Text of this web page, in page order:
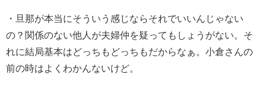
・ 旦那が本当にそういう感じならそれでいいんじゃない
の？関係のない他人が夫婦仲を疑ってもしょうがない。そ
れに結局基本はどっちもどっちもだからなぁ。小倉さんの
前の時はよくわかんないけど。